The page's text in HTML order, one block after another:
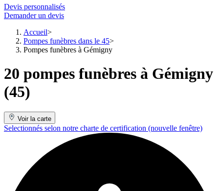
Devis personnalisés
Demander un devis
Accueil
Pompes funèbres dans le 45
Pompes funèbres à Gémigny
20 pompes funèbres à Gémigny
(45)
Voir la carte
Selectionnés selon notre charte de certification (nouvelle fenêtre)